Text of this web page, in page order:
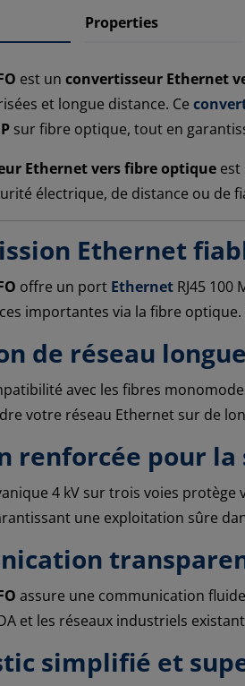
Properties
est un convertisseur Ethernet
et longue distance. Ce
sur fibre optique, tout en
Ethernet vers fibre optique est
électrique, de distance ou de
Ethernet
offre un port Ethernet RJ45
importantes via la fibre
de réseau
avec les fibres
votre réseau Ethernet sur de
renforcée pour
4 kV sur trois voies
une exploitation sûre
assure une communication
et les réseaux industriels
simplifié et